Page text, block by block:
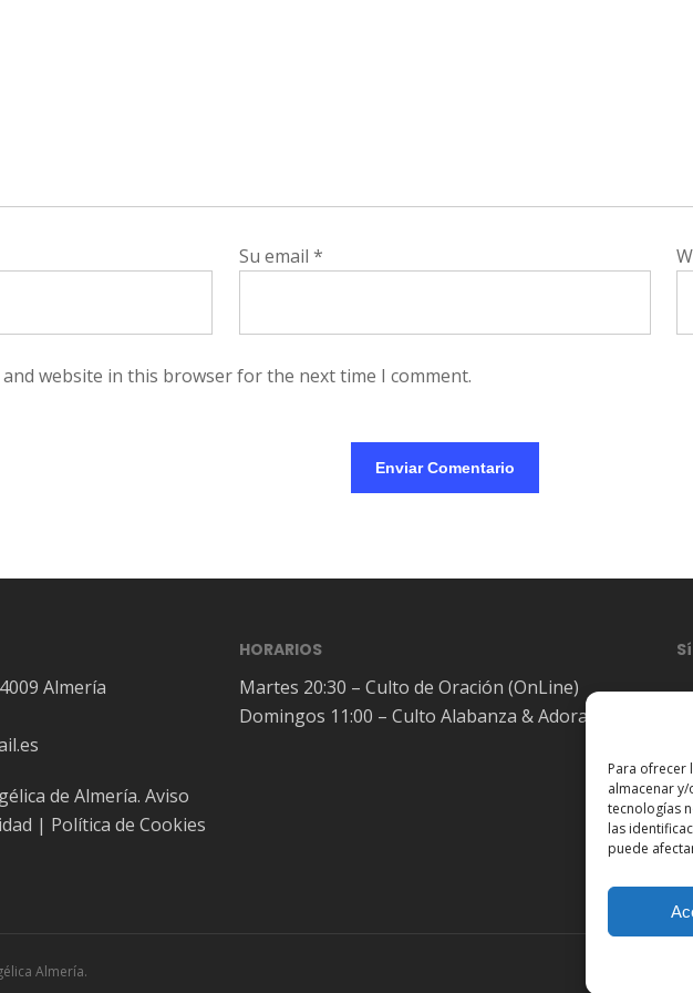
Para ofrecer
almacenar
tecnologías
las
puede
Su email *
and website in this browser for the next time I comment.
Almería
de Almería. Aviso
| Política de Cookies
HORARIOS
Martes 20:30 – Culto de Oración (OnLine)
Domingos 11:00 – Culto Alabanza & Adoración
Almería.